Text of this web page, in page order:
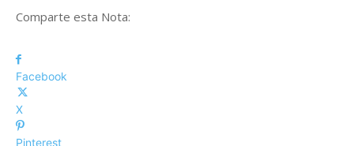
Comparte esta Nota:
Facebook
X
Pinterest